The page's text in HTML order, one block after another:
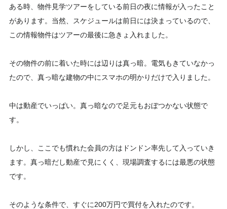
ある時、物件見学ツアーをしている前日の夜に情報が入ったこと
があります。当然、スケジュールは前日には決まっているので、
この情報物件はツアーの最後に急きょ入れました。
その物件の前に着いた時には辺りは真っ暗。電気もきていなかっ
たので、真っ暗な建物の中にスマホの明かりだけで入りました。
中は動産でいっぱい。真っ暗なので足元もおぼつかない状態で
す。
しかし、ここでも慣れた会員の方はドンドン率先して入っていき
ます。真っ暗だし動産で見にくく、現場調査するには最悪の状態
です。
そのような条件で、すぐに200万円で買付を入れたのです。